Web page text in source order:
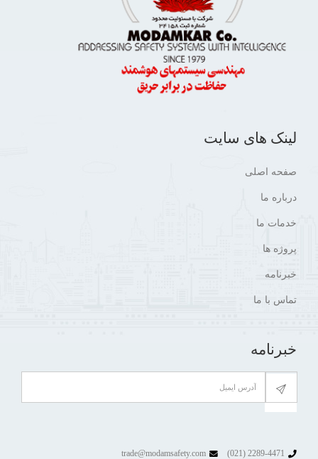
لینک های سایت
صفحه اصلی
درباره ما
خدمات ما
پروژه ها
خبرنامه
تماس با ما
خبرنامه
trade@modamsafety.com